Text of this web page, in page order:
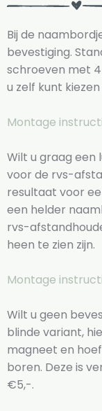
Bij de
bevestiging.
schroeven met
u zelf kunt
Montage
Wilt u graag een
voor de rvs-
resultaat voor
een helder
rvs-
heen te zien zijn.
Montage
Wilt u geen
blinde variant,
magneet en
boren. Deze is
€5,-.